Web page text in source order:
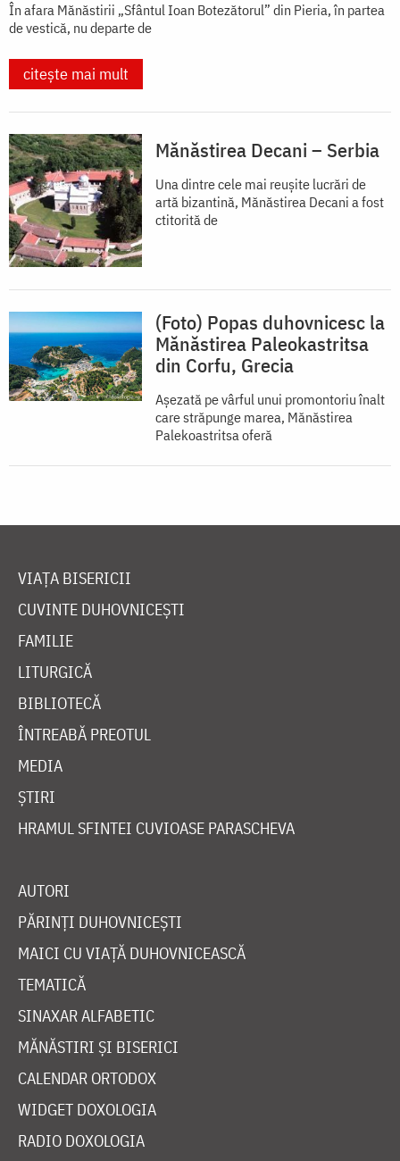
În afara Mănăstirii „Sfântul Ioan Botezătorul” din Pieria, în partea
de vestică, nu departe de
citește mai mult
Mănăstirea Decani – Serbia
Una dintre cele mai reuşite lucrări de
artă bizantină, Mănăstirea Decani a fost
ctitorită de
(Foto) Popas duhovnicesc la
Mănăstirea Paleokastritsa
din Corfu, Grecia
Așezată pe vârful unui promontoriu înalt
care străpunge marea, Mănăstirea
Palekoastritsa oferă
VIAȚA BISERICII
CUVINTE DUHOVNICEȘTI
FAMILIE
LITURGICĂ
BIBLIOTECĂ
ÎNTREABĂ PREOTUL
MEDIA
ȘTIRI
HRAMUL SFINTEI CUVIOASE PARASCHEVA
AUTORI
PĂRINȚI DUHOVNICEȘTI
MAICI CU VIAȚĂ DUHOVNICEASCĂ
TEMATICĂ
SINAXAR ALFABETIC
MĂNĂSTIRI ȘI BISERICI
CALENDAR ORTODOX
WIDGET DOXOLOGIA
RADIO DOXOLOGIA